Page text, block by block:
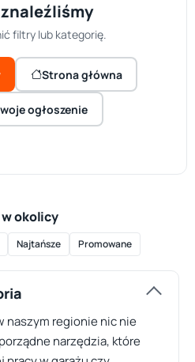
filtry lub kategorię.
Strona główna
ogłoszenie
okolicy
Najtańsze Promowane
naszym regionie nic nie
narzędzia, które